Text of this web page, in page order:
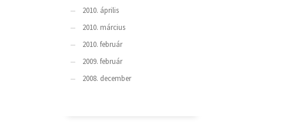
2010. április
2010. március
2010. február
2009. február
2008. december